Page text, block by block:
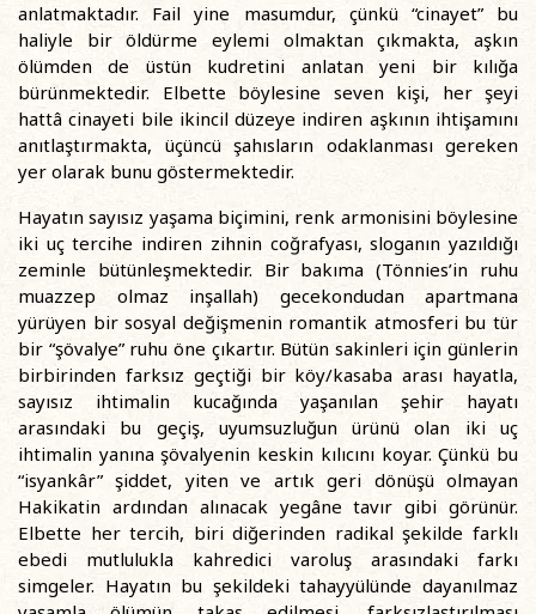
anlatmaktadır. Fail yine masumdur, çünkü “cinayet” bu
haliyle bir öldürme eylemi olmaktan çıkmakta, aşkın
ölümden de üstün kudretini anlatan yeni bir kılığa
bürünmektedir. Elbette böylesine seven kişi, her şeyi
hattâ cinayeti bile ikincil düzeye indiren aşkının ihtişamını
anıtlaştırmakta, üçüncü şahısların odaklanması gereken
yer olarak bunu göstermektedir.
Hayatın sayısız yaşama biçimini, renk armonisini böylesine
iki uç tercihe indiren zihnin coğrafyası, sloganın yazıldığı
zeminle bütünleşmektedir. Bir bakıma (Tönnies’in ruhu
muazzep olmaz inşallah) gecekondudan apartmana
yürüyen bir sosyal değişmenin romantik atmosferi bu tür
bir “şövalye” ruhu öne çıkartır. Bütün sakinleri için günlerin
birbirinden farksız geçtiği bir köy/kasaba arası hayatla,
sayısız ihtimalin kucağında yaşanılan şehir hayatı
arasındaki bu geçiş, uyumsuzluğun ürünü olan iki uç
ihtimalin yanına şövalyenin keskin kılıcını koyar. Çünkü bu
“isyankâr” şiddet, yiten ve artık geri dönüşü olmayan
Hakikatin ardından alınacak yegâne tavır gibi görünür.
Elbette her tercih, biri diğerinden radikal şekilde farklı
ebedi mutlulukla kahredici varoluş arasındaki farkı
simgeler. Hayatın bu şekildeki tahayyülünde dayanılmaz